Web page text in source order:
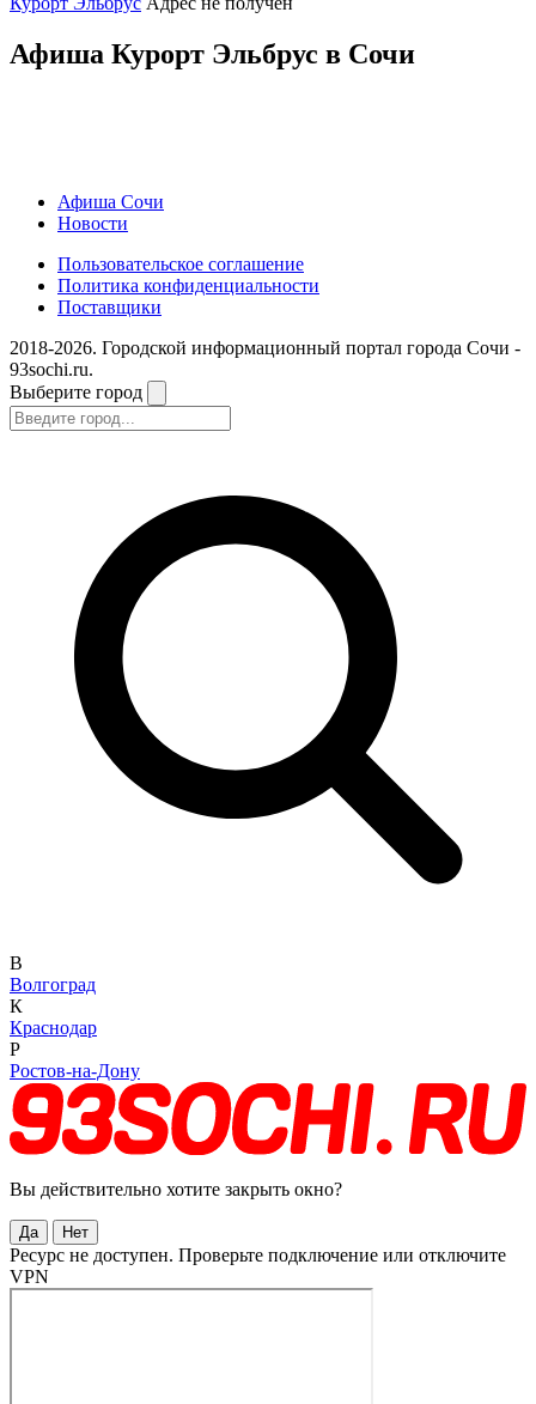
Афиша Курорт Эльбрус в Сочи
Афиша Сочи
Новости
Пользовательское соглашение
Политика конфиденциальности
Поставщики
2018-2026. Городской информационный портал города Сочи -
93sochi.ru.
Выберите город
В
Волгоград
К
Краснодар
Р
Ростов-на-Дону
Вы действительно хотите закрыть окно?
Да Нет
Ресурс не доступен. Проверьте подключение или отключите
VPN